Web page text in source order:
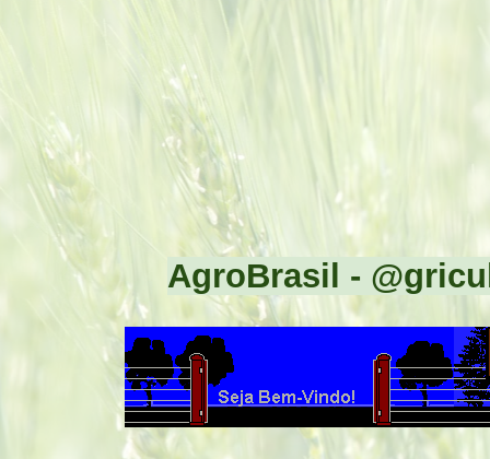
AgroBrasil -